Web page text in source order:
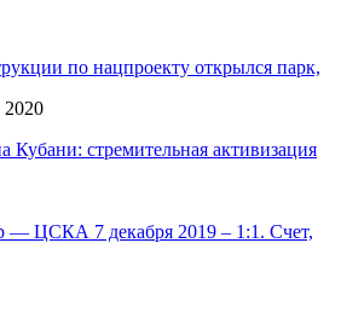
по нацпроекту открылся парк,
2020
Кубани: стремительная активизация
— ЦСКА 7 декабря 2019 – 1:1. Счет,